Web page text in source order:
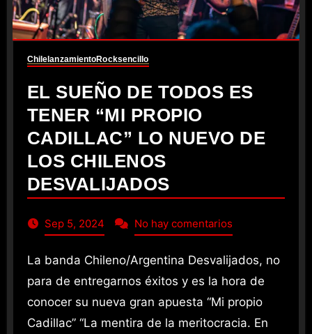
ChilelanzamientoRocksencillo
EL SUEÑO DE TODOS ES
TENER “MI PROPIO
CADILLAC” LO NUEVO DE
LOS CHILENOS
DESVALIJADOS
Sep 5, 2024 No hay comentarios
La banda Chileno/Argentina Desvalijados, no
para de entregarnos éxitos y es la hora de
conocer su nueva gran apuesta “Mi propio
Cadillac” “La mentira de la meritocracia. En